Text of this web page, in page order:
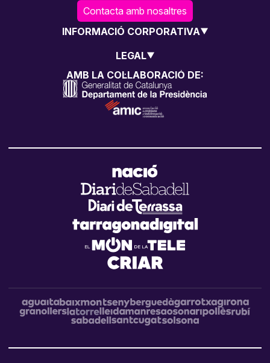
Contacta amb nosaltres
INFORMACIÓ CORPORATIVA
LEGAL
AMB LA COL·LABORACIÓ DE: